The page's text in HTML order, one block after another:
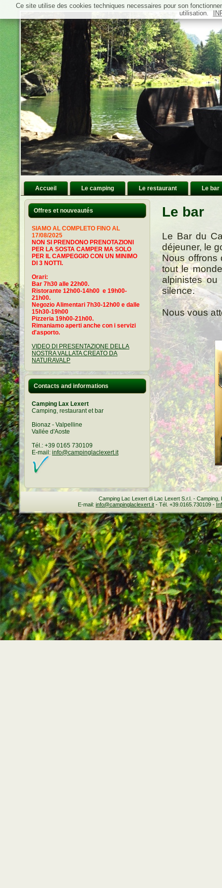
Accueil Le camping Le restaurant Le bar
Offres et nouveautés
SIAMO AL COMPLETO FINO AL
17/08/2025
NON SI PRENDONO PRENOTAZIONI
PER LA SOSTA CAMPER MA SOLO
PER IL CAMPEGGIO CON UN MINIMO
DI 3 NOTTI.
Orari:
Bar 7h30 alle 22h00.
Ristorante 12h00-14h00 e 19h00-
21h00.
Negozio Alimentari 7h30-12h00 e dalle
15h30-19h00
Pizzeria 19h00-21h00.
Rimaniamo aperti anche con i servizi
d'asporto.
VIDEO DI PRESENTAZIONE DELLA
NOSTRA VALLATA CREATO DA
NATURAVALP
Contacts and informations
Camping Lax Lexert
Camping, restaurant et bar
Bionaz - Valpelline
Vallée d'Aoste
Tél.: +39 0165 730109
E-mail: info@campinglaclexert.it
Le bar
Le Bar du
déjeuner, le
Nous offrons
tout le
alpinistes
silence.
Nous vous
Camping Lac Lexert di Lac Lexert S.r.l. -
E-mail: info@campinglaclexert.it - Tél. +39.0165.730109 -
Ce site utilise des cookies techniques necessaires pour son
utilisation.